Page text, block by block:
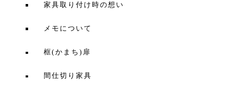
家具取り付け時の想い
メモについて
框(かまち)扉
間仕切り家具